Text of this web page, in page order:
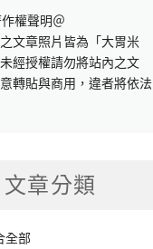
作權聲明＠
文章照片皆為「大胃米
經授權請勿將站內之文
轉貼與商用，違者將依法
文章分類
全部